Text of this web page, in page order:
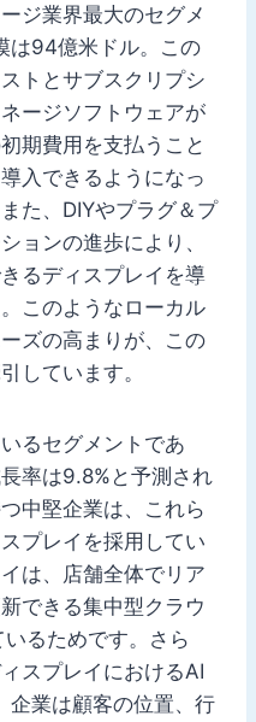
ジ業界最大のセグメ
は94億米ドル。この
トとサブスクリプシ
ージソフトウェアが
期費用を支払うこと
入できるようになっ
た、DIYやプラグ＆プ
ョンの進歩により、
るディスプレイを導
このようなローカル
ズの高まりが、この
しています。
るセグメントであ
率は9.8%と予測され
中堅企業は、これら
プレイを採用してい
は、店舗全体でリア
できる集中型クラウ
るためです。さら
スプレイにおけるAI
企業は顧客の位置、行